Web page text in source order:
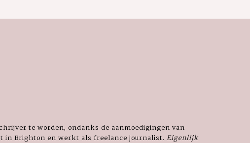
te worden, ondanks de aanmoedigingen van
in Brighton en werkt als freelance journalist. Eigenlijk